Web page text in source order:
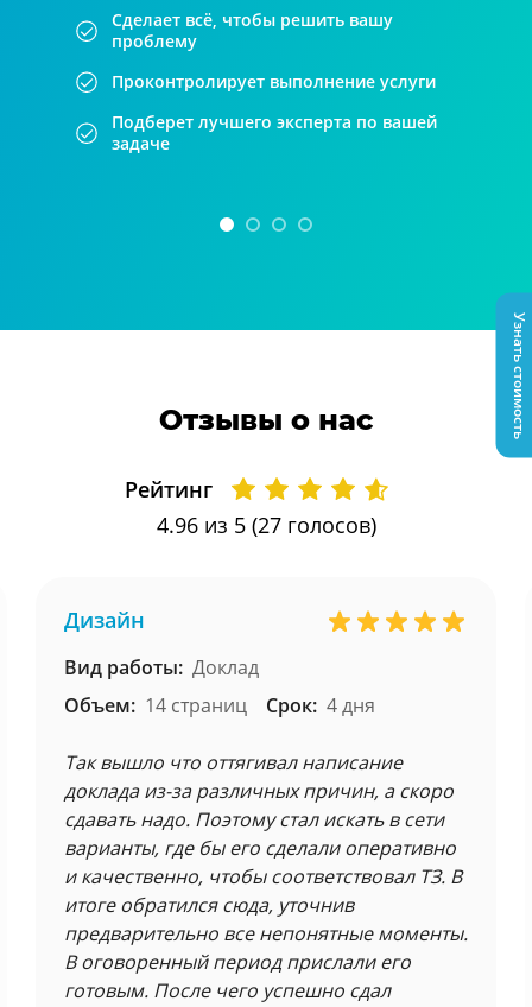
Сделает всё, чтобы решить вашу
проблему
Проконтролирует выполнение услуги
Подберет лучшего эксперта по вашей
задаче
Отзывы о нас
Рейтинг
4.96из 5 (27 голосов)
Дизайн
Вид работы: Доклад
Объем: 14 страниц Срок: 4 дня
Так вышло что оттягивал написание
доклада из-за различных причин, а скоро
сдавать надо. Поэтому стал искать в сети
варианты, где бы его сделали оперативно
и качественно, чтобы соответствовал ТЗ. В
итоге обратился сюда, уточнив
предварительно все непонятные моменты.
В оговоренный период прислали его
готовым. После чего успешно сдал
Узнать стоимость